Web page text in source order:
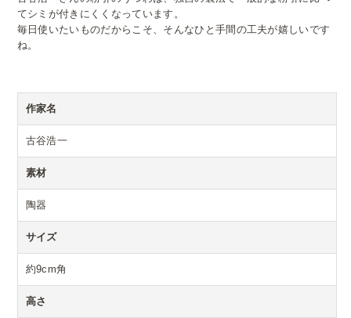
てシミが付きにくくなっています。
毎日使いたいものだからこそ、そんなひと手間の工夫が嬉しいです
ね。
作家名
古谷浩一
素材
陶器
サイズ
約9cm角
高さ